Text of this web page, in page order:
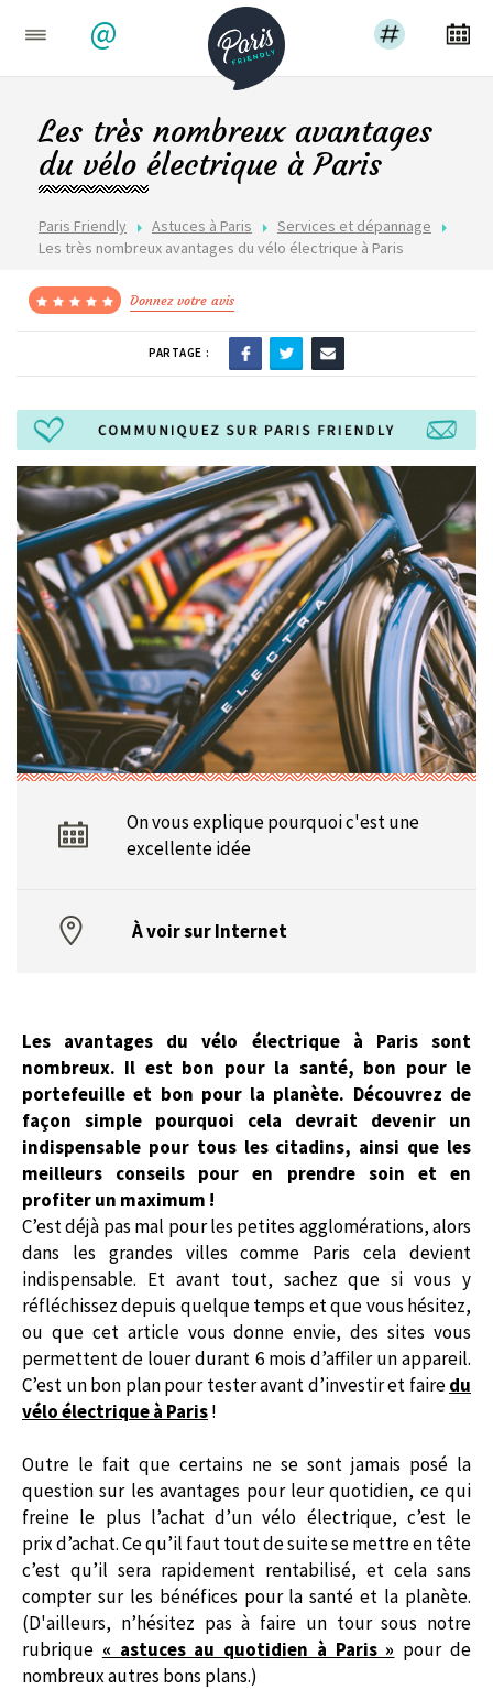
@
Paris Friendly Astuces à Paris
Services et dépannage
Les très nombreux avantages du vélo électrique à Paris
Les très nombreux avantages
du vélo électrique à Paris
Donnez votre avis
PARTAGE :
On vous explique pourquoi c'est une
excellente idée
À voir sur Internet
Les avantages du vélo électrique à Paris sont
nombreux. Il est bon pour la santé, bon pour le
portefeuille et bon pour la planète. Découvrez de
façon simple pourquoi cela devrait devenir un
indispensable pour tous les citadins, ainsi que les
meilleurs conseils pour en prendre soin et en
profiter un maximum !
C’est déjà pas mal pour les petites agglomérations, alors
dans les grandes villes comme Paris cela devient
indispensable. Et avant tout, sachez que si vous y
réfléchissez depuis quelque temps et que vous hésitez,
ou que cet article vous donne envie, des sites vous
permettent de louer durant 6 mois d’affiler un appareil.
C’est un bon plan pour tester avant d’investir et fairedu
vélo électrique à Paris!
Outre le fait que certains ne se sont jamais posé la
question sur les avantages pour leur quotidien, ce qui
freine le plus l’achat d’un vélo électrique, c’est le
prix d’achat. Ce qu’il faut tout de suite se mettre en tête
c’est qu’il sera rapidement rentabilisé, et cela sans
compter sur les bénéfices pour la santé et la planète.
(D'ailleurs, n’hésitez pas à faire un tour sous notre
rubrique « astuces au quotidien à Paris » pour de
nombreux autres bons plans.)